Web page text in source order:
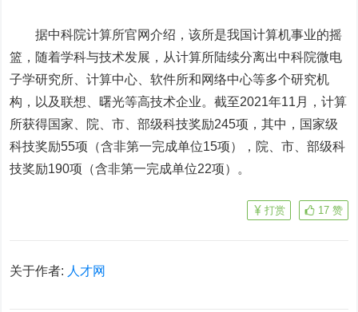
据中科院计算所官网介绍，该所是我国计算机事业的摇
篮，随着学科与技术发展，从计算所陆续分离出中科院微电
子学研究所、计算中心、软件所和网络中心等多个研究机
构，以及联想、曙光等高技术企业。截至2021年11月，计算
所获得国家、院、市、部级科技奖励245项，其中，国家级
科技奖励55项（含非第一完成单位15项），院、市、部级科
技奖励190项（含非第一完成单位22项）。
17 赞
打赏
关于作者: 人才网